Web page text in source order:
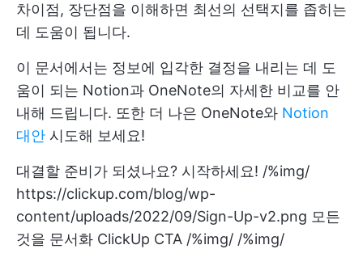
차이점, 장단점을 이해하면 최선의 선택지를 좁히는
데 도움이 됩니다.
이 문서에서는 정보에 입각한 결정을 내리는 데 도
움이 되는 Notion과 OneNote의 자세한 비교를 안
내해 드립니다. 또한 더 나은 OneNote와 Notion
대안 시도해 보세요!
대결할 준비가 되셨나요? 시작하세요! /%img/
https://clickup.com/blog/wp-
content/uploads/2022/09/Sign-Up-v2.png 모든
것을 문서화 ClickUp CTA /%img/ /%img/